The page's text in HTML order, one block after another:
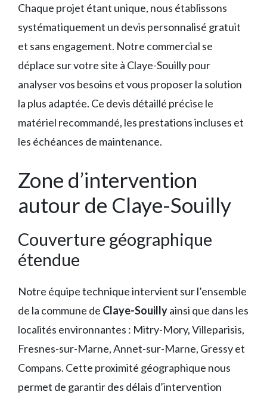
Chaque projet étant unique, nous établissons
systématiquement un devis personnalisé gratuit
et sans engagement. Notre commercial se
déplace sur votre site à Claye-Souilly pour
analyser vos besoins et vous proposer la solution
la plus adaptée. Ce devis détaillé précise le
matériel recommandé, les prestations incluses et
les échéances de maintenance.
Zone d’intervention
autour de Claye-Souilly
Couverture géographique
étendue
Notre équipe technique intervient sur l’ensemble
de la commune de Claye-Souillyainsi que dans les
localités environnantes : Mitry-Mory, Villeparisis,
Fresnes-sur-Marne, Annet-sur-Marne, Gressy et
Compans. Cette proximité géographique nous
permet de garantir des délais d’intervention